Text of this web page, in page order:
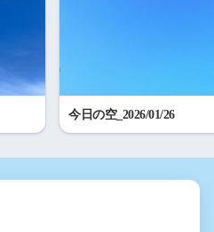
今日の空_2026/01/26